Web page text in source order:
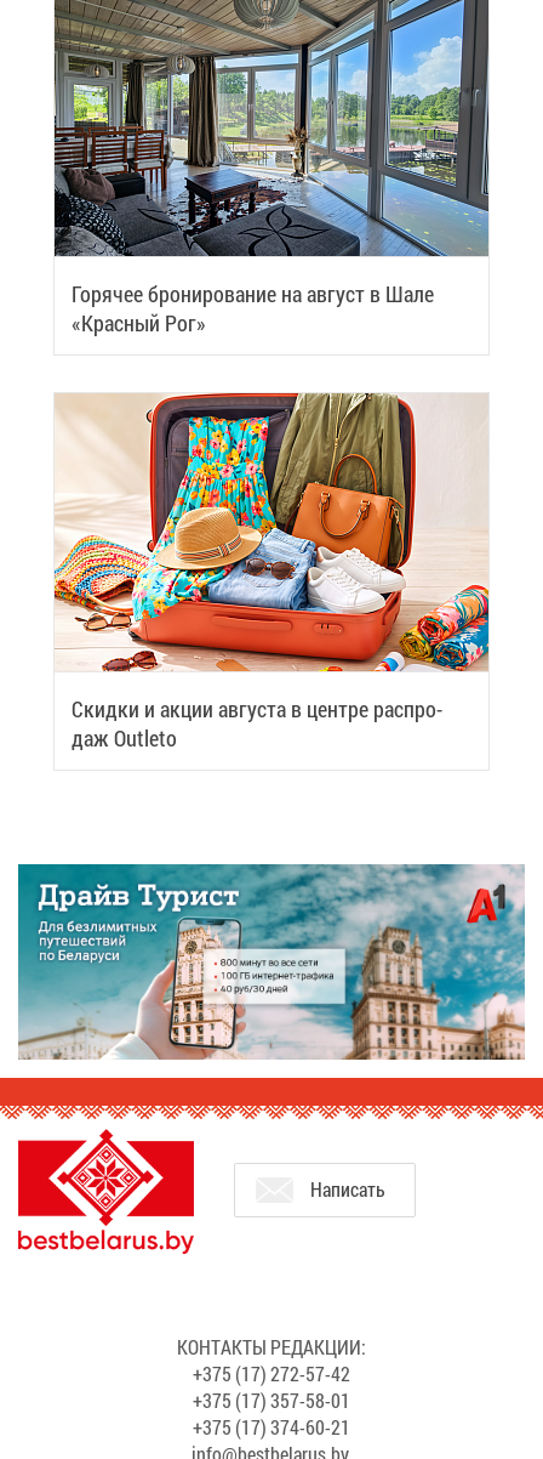
Го­ря­чее бро­ни­ро­ва­ние на ав­густ в Ша­ле
«Крас­ный Рог»
Скид­ки и ак­ции ав­гу­ста в цен­тре рас­про­
даж Outleto
На­пи­сать
КОН­ТАК­ТЫ РЕ­ДАК­ЦИИ:
+375 (17) 272-57-42
+375 (17) 357-58-01
+375 (17) 374-60-21